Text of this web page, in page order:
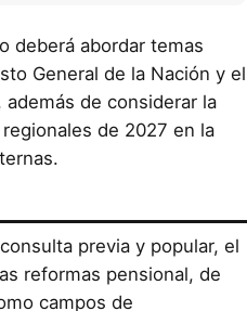
deberá abordar temas
General de la Nación y el
además de considerar la
de 2027 en la
previa y popular, el
reformas pensional, de
campos de